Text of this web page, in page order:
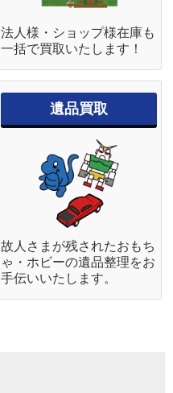
K-BOOKS ケイ・ブックス 珈琲
貴族 Tangle Whip ジークレー
法人様・ショップ様在庫も
一括で買取いたします！
遺品買取
故人さまが残されたおもち
ゃ・ホビーの遺品整理をお
手伝いいたします。